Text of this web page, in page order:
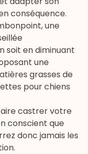
conséquence.
une
soit en diminuant
une
grasses de
pour chiens
castrer votre
conscient que
donc jamais les